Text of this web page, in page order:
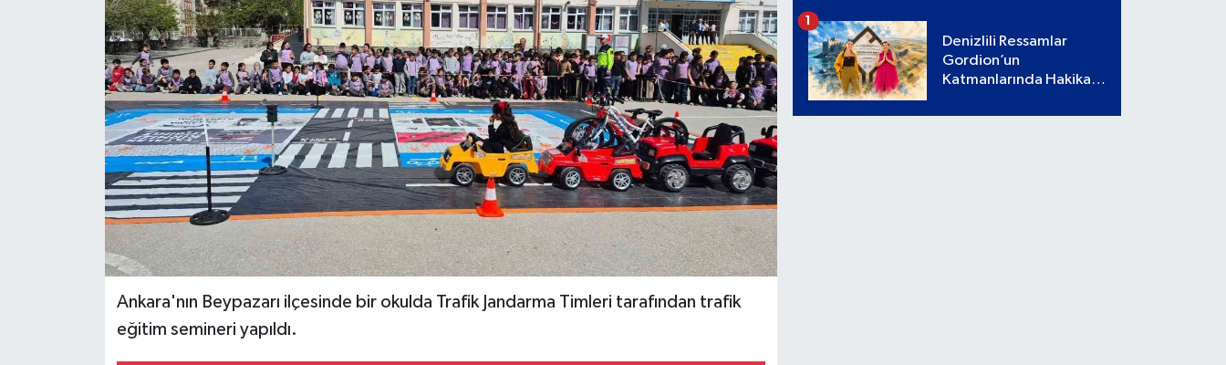
Ankara'nın Beypazarı ilçesinde bir okulda Trafik Jandarma Timleri tarafından trafik
eğitim semineri yapıldı.
Denizlili Ressamlar
Gordion’un
Katmanlarında Hakikati
1
Gordion